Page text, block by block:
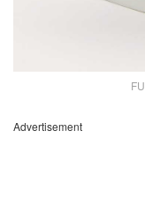
Advertisement